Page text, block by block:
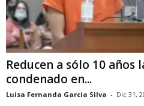
Reducen a sólo 10 años
condenado en...
Luisa Fernanda Garcia Silva - Dic 31,